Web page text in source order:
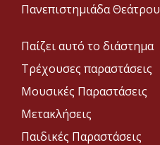
Πανεπιστημιάδα Θεάτρου
Παίζει αυτό το διάστημα
Τρέχουσες παραστάσεις
Μουσικές Παραστάσεις
Μετακλήσεις
Παιδικές Παραστάσεις